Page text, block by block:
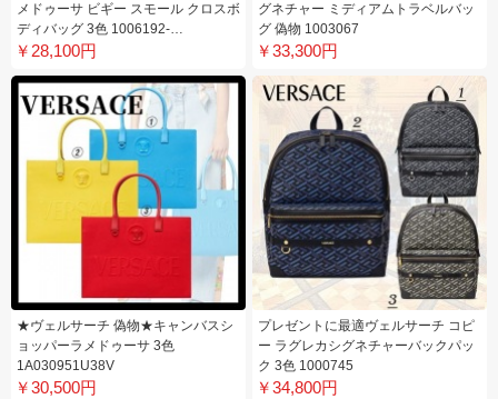
メドゥーサ ビギー スモール クロスボ
ディバッグ 3色 1006192-
1A03190_1B00V
￥28,100円
グネチャー ミディアムトラベルバッ
グ 偽物 1003067
￥33,300円
★ヴェルサーチ 偽物★キャンバスシ
ョッパーラメドゥーサ 3色
1A030951U38V
￥30,500円
プレゼントに最適ヴェルサーチ コピ
ー ラグレカシグネチャーバックパッ
ク 3色 1000745
￥34,800円